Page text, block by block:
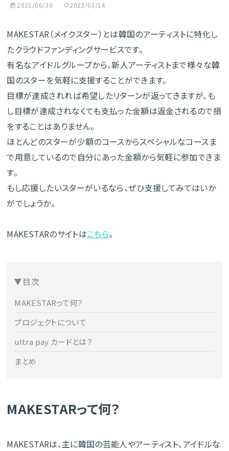
2021/06/30 2023/03/14
MAKESTAR（メイクスター）とは韓国のアーティストに特化し
たクラウドファンディングサービスです。
有名なアイドルグループから、新人アーティストまで様々な韓
国のスターを気軽に支援することができます。
目標が達成されれば希望したリターンが返ってきますが、も
し目標が達成されなくても支払った金額は返金されるので損
をすることはありません。
ほとんどのスターが少額のコースからスペシャルなコースま
で用意しているので自分にあった金額から気軽に参加できま
す。
もし応援したいスターがいるなら、ぜひ支援してみてはいか
がでしょうか。
MAKESTARのサイトはこちら。
目次
MAKESTARって何？
プロジェクトについて
ultra pay カードとは？
まとめ
MAKESTARって何？
MAKESTARは、主に韓国の芸能人やアーティスト、アイドルな